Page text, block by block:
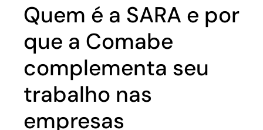
Quem é a SARA e por
que a Comabe
complementa seu
trabalho nas
empresas